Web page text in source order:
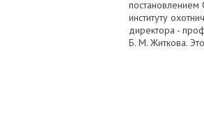
институту
директора -
Б. М. Житкова.